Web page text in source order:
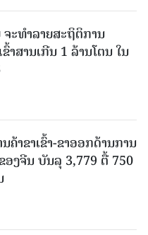
ຈະທຳລາຍສະຖິຕິການ
າສານເກີນ 1 ລ້ານໂຕນ ໃນ
ຄ້າຂາເຂົ້າ-ຂາອອກດ້ານການ
ງຈີນ ບັນລຸ 3,779 ຕື້ 750